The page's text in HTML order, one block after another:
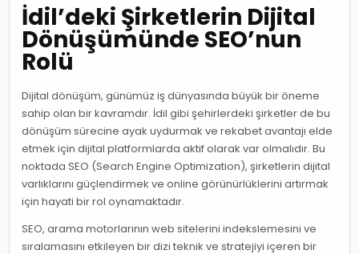
İdil’deki Şirketlerin Dijital
Dönüşümünde SEO’nun
Rolü
Dijital dönüşüm, günümüz iş dünyasında büyük bir öneme
sahip olan bir kavramdır. İdil gibi şehirlerdeki şirketler de bu
dönüşüm sürecine ayak uydurmak ve rekabet avantajı elde
etmek için dijital platformlarda aktif olarak var olmalıdır. Bu
noktada SEO (Search Engine Optimization), şirketlerin dijital
varlıklarını güçlendirmek ve online görünürlüklerini artırmak
için hayati bir rol oynamaktadır.
SEO, arama motorlarının web sitelerini indekslemesini ve
sıralamasını etkileyen bir dizi teknik ve stratejiyi içeren bir